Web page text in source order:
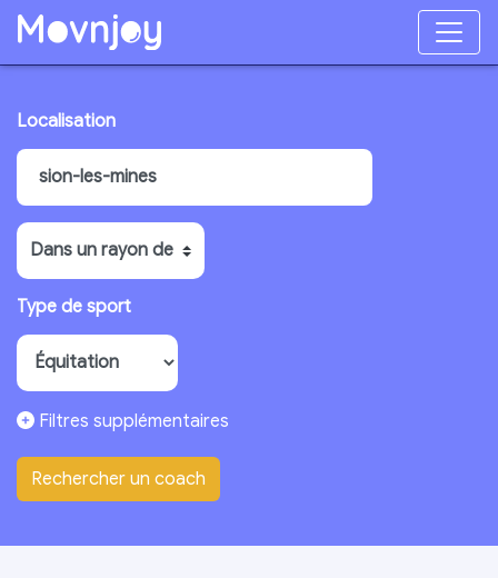
Localisation
Type de sport
Filtres supplémentaires